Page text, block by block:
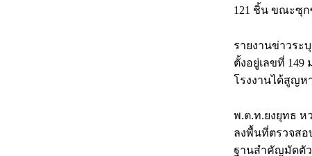
121 ชิ้น ขณะซุก
รายงานข่าวระ
ตั้งอยู่เลขที่ 149
โรงงานได้สูญห
พ.ต.ท.ยงยุทธ ห
ลงพื้นที่ตรวจสอ
ฐานสำคัญมัดตัว